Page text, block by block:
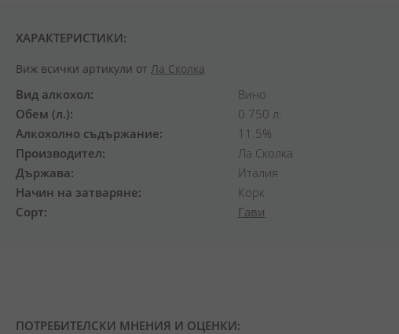
ХАРАКТЕРИСТИКИ:
Виж всички артикули от Ла Сколка
Вид алкохол
Вино
Обем (л.)
0.750 л.
Алкохолно съдържание
11.5%
Производител
Ла Сколка
Държава
Италия
Начин на затваряне
Корк
Сорт
Гави
ПОТРЕБИТЕЛСКИ МНЕНИЯ И ОЦЕНКИ: